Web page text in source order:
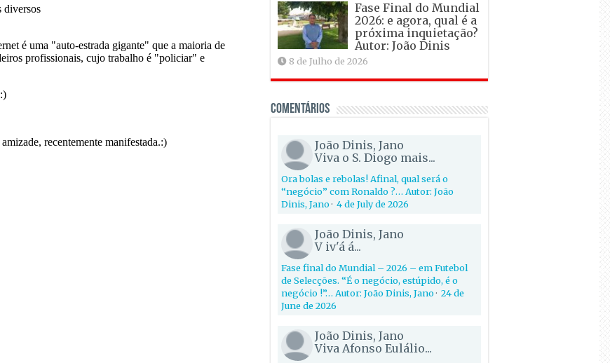
Fase Final do Mundial
2026: e agora, qual é a
próxima inquietação?
Autor: João Dinis
8 de Julho de 2026
Comentários
João Dinis, Jano
Viva o S. Diogo mais...
Ora bolas e rebolas! Afinal, qual será o
“negócio” com Ronaldo ?… Autor: João
Dinis, Jano· 4 de July de 2026
João Dinis, Jano
V iv'á á...
Fase final do Mundial – 2026 – em Futebol
de Selecções. “É o negócio, estúpido, é o
negócio !”… Autor: João Dinis, Jano· 24 de
June de 2026
João Dinis, Jano
Viva Afonso Eulálio...